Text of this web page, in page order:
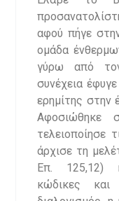
αφού πήγε
ομάδα
γύρω από
συνέχεια
ερημίτης στην
Αφοσιώθηκε
τελειοποίησε
άρχισε τη
Επ. 125,12)
κώδικες